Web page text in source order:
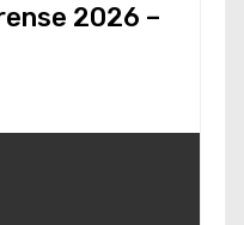
2026 –